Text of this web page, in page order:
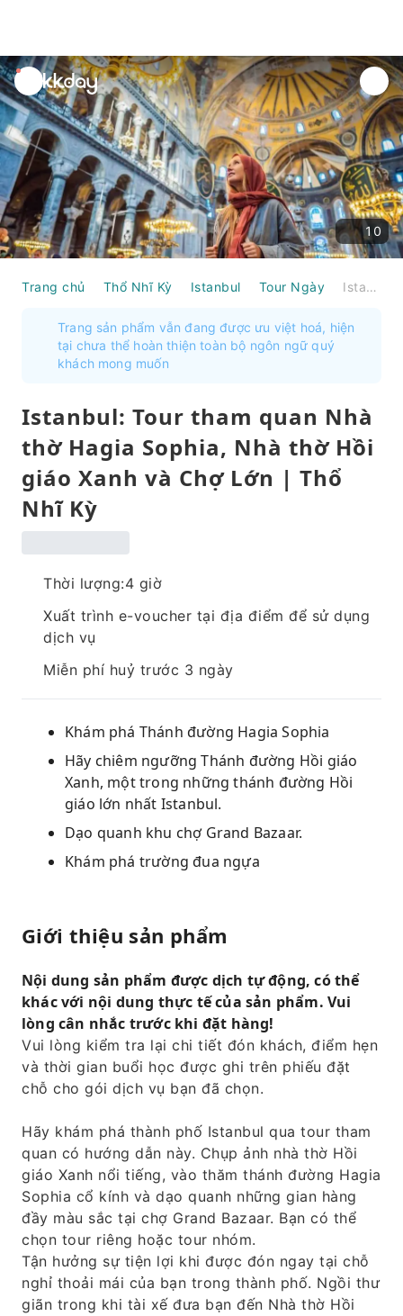
unread
notifications
10
Trang chủ Thổ Nhĩ Kỳ Istanbul Tour Ngày Istanbul: Tour tham quan Nhà thờ Hagia Sophia, Nhà thờ Hồi giáo Xanh và Chợ Lớn | Thổ Nhĩ Kỳ
Trang sản phẩm vẫn đang được ưu việt hoá, hiện
tại chưa thể hoàn thiện toàn bộ ngôn ngữ quý
khách mong muốn
Istanbul: Tour tham quan Nhà
thờ Hagia Sophia, Nhà thờ Hồi
giáo Xanh và Chợ Lớn | Thổ
Nhĩ Kỳ
Thời lượng:4 giờ
Xuất trình e-voucher tại địa điểm để sử dụng
dịch vụ
Miễn phí huỷ trước 3 ngày
Khám phá Thánh đường Hagia Sophia
Hãy chiêm ngưỡng Thánh đường Hồi giáo
Xanh, một trong những thánh đường Hồi
giáo lớn nhất Istanbul.
Dạo quanh khu chợ Grand Bazaar.
Khám phá trường đua ngựa
Giới thiệu sản phẩm
Nội dung sản phẩm được dịch tự động, có thể
khác với nội dung thực tế của sản phẩm. Vui
lòng cân nhắc trước khi đặt hàng!
Vui lòng kiểm tra lại chi tiết đón khách, điểm hẹn
và thời gian buổi học được ghi trên phiếu đặt
chỗ cho gói dịch vụ bạn đã chọn.
Hãy khám phá thành phố Istanbul qua tour tham
quan có hướng dẫn này. Chụp ảnh nhà thờ Hồi
giáo Xanh nổi tiếng, vào thăm thánh đường Hagia
Sophia cổ kính và dạo quanh những gian hàng
đầy màu sắc tại chợ Grand Bazaar. Bạn có thể
chọn tour riêng hoặc tour nhóm.
Tận hưởng sự tiện lợi khi được đón ngay tại chỗ
nghỉ thoải mái của bạn trong thành phố. Ngồi thư
giãn trong khi tài xế đưa bạn đến Nhà thờ Hồi